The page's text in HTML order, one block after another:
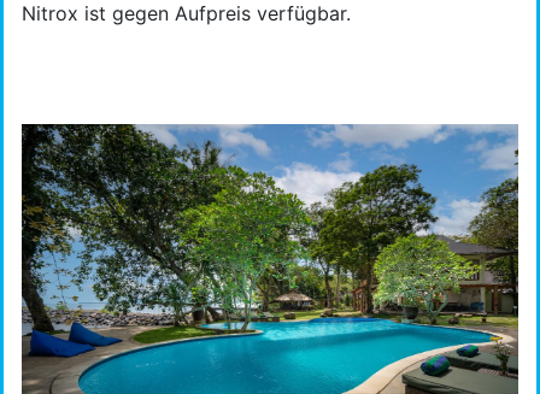
Nitrox ist gegen Aufpreis verfügbar.